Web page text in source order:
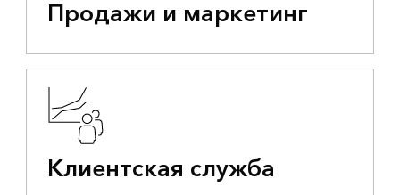
Продажи и маркетинг
Клиентская служба